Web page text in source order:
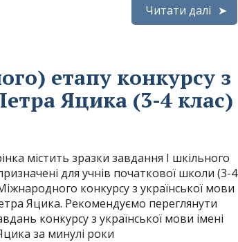
Читати далі
етапу конкурсу з
Яцика (3-4 клас)
містить зразки завдання І шкільного
для учнів початкової школи (3-4
конкурсу з української мови
Яцика. Рекомендуємо переглянути
конкурсу з української мови імені
за минулі роки